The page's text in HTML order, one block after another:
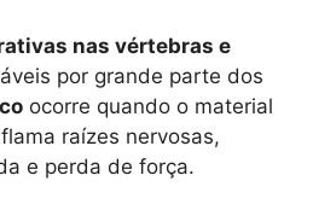
nas vértebras e
por grande parte dos
ocorre quando o material
raízes nervosas,
e perda de força.